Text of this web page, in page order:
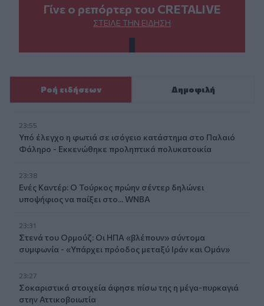
Γίνε ο ρεπόρτερ του CRETALIVE
ΣΤΕΊΛΕ ΤΗΝ ΕΊΔΗΣΗ
Ροή ειδήσεων Δημοφιλή
23:55
Υπό έλεγχο η φωτιά σε ισόγειο κατάστημα στο Παλαιό
Φάληρο - Εκκενώθηκε προληπτικά πολυκατοικία
23:38
Ενές Καντέρ: Ο Τούρκος πρώην σέντερ δηλώνει
υποψήφιος να παίξει στο... WNBA
23:31
Στενά του Ορμούζ: Οι ΗΠΑ «βλέπουν» σύντομα
συμφωνία - «Υπάρχει πρόοδος μεταξύ Ιράν και Ομάν»
23:27
Σοκαριστικά στοιχεία άφησε πίσω της η μέγα-πυρκαγιά
στην Αττικοβοιωτία